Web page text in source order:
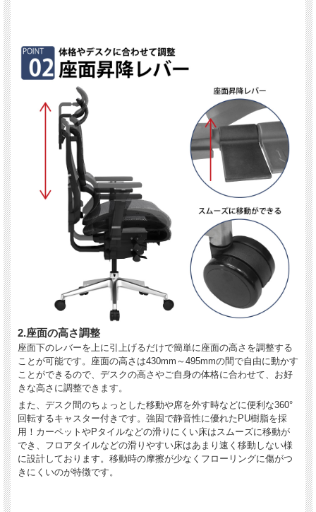
2.座面の高さ調整
座面下のレバーを上に引上げるだけで簡単に座面の高さを調整する
ことが可能です。座面の高さは430mm～495mmの間で自由に動かす
ことができるので、デスクの高さやご自身の体格に合わせて、お好
きな高さに調整できます。
また、デスク間のちょっとした移動や席を外す時などに便利な360°
回転するキャスター付きです。強固で静音性に優れたPU樹脂を採
用！カーペットやPタイルなどの滑りにくい床はスムーズに移動が
でき、フロアタイルなどの滑りやすい床はあまり速く移動しない様
に設計しております。移動時の摩擦が少なくフローリングに傷がつ
きにくいのが特徴です。